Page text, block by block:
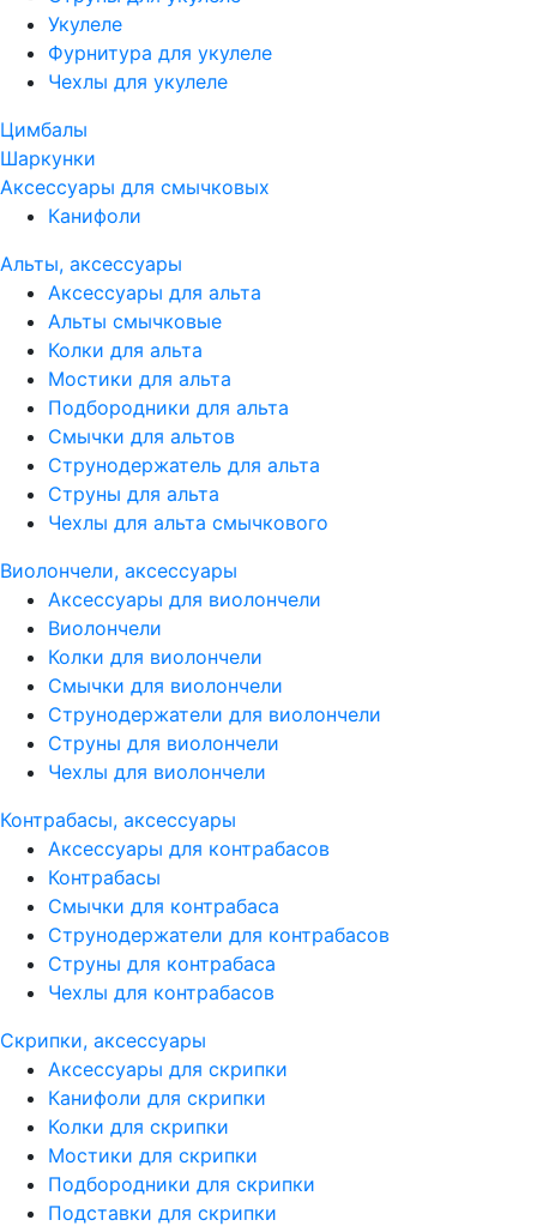
Укулеле
Фурнитура для укулеле
Чехлы для укулеле
Цимбалы
Шаркунки
Аксессуары для смычковых
Канифоли
Альты, аксессуары
Аксессуары для альта
Альты смычковые
Колки для альта
Мостики для альта
Подбородники для альта
Смычки для альтов
Струнодержатель для альта
Струны для альта
Чехлы для альта смычкового
Виолончели, аксессуары
Аксессуары для виолончели
Виолончели
Колки для виолончели
Смычки для виолончели
Струнодержатели для виолончели
Струны для виолончели
Чехлы для виолончели
Контрабасы, аксессуары
Аксессуары для контрабасов
Контрабасы
Смычки для контрабаса
Струнодержатели для контрабасов
Струны для контрабаса
Чехлы для контрабасов
Скрипки, аксессуары
Аксессуары для скрипки
Канифоли для скрипки
Колки для скрипки
Мостики для скрипки
Подбородники для скрипки
Подставки для скрипки